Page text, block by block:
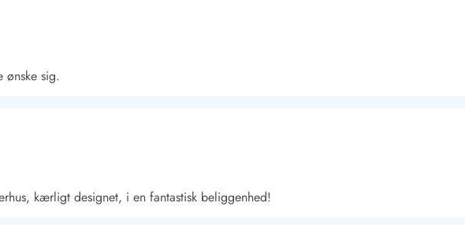
ønske sig.
kærligt designet, i en fantastisk beliggenhed!